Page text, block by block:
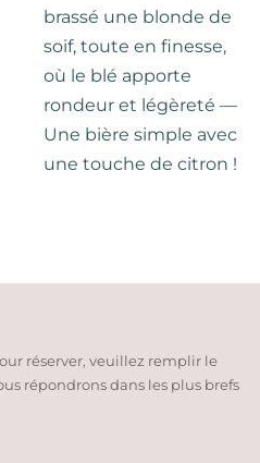
brassé une blonde de
soif, toute en finesse,
où le blé apporte
rondeur et légèreté —
Une bière simple avec
une touche de citron !
réserver, veuillez remplir le
répondrons dans les plus brefs